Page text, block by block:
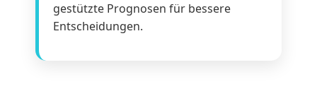
gestützte Prognosen für bessere
Entscheidungen.